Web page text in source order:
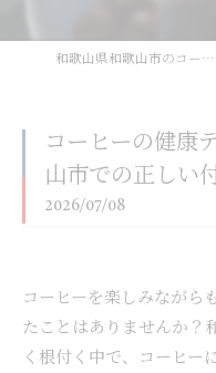
和歌山県和歌山市のコーヒーなら和歌山コーヒー焙煎所〜Your Coffee〜
コーヒーの健康
山市での正しい
2026/07/08
コーヒーを楽しみながら
たことはありませんか？
く根付く中で、コーヒー